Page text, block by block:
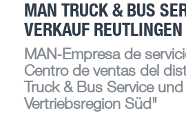
MAN TRUCK & BUS
VERKAUF REUTLINGEN
MAN-Empresa de
Centro de ventas del
Truck & Bus Service und
Vertriebsregion Süd"